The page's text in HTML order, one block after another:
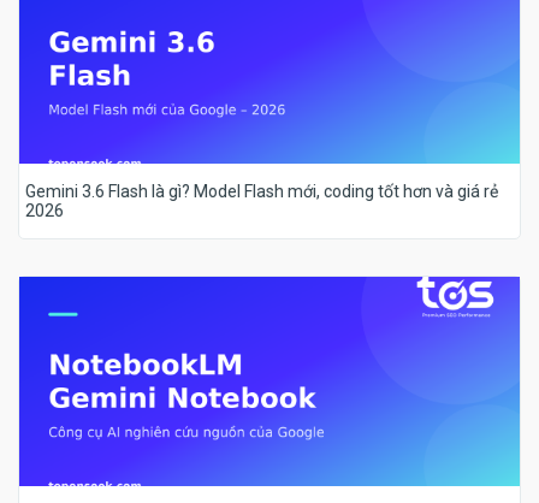
Gemini 3.6 Flash là gì? Model Flash mới, coding tốt hơn và giá rẻ
2026